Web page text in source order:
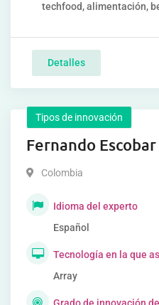
techfood, alimentación,
Detalles
Tipos de innovación
Fernando
Colombia
Idioma del experto
Español
Tecnología en la que
Array